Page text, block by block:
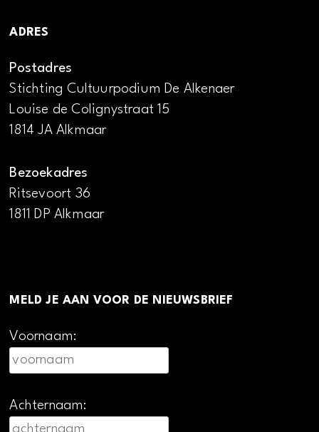
ADRES
Postadres
Stichting Cultuurpodium De Alkenaer
Louise de Colignystraat 15
1814 JA Alkmaar
Bezoekadres
Ritsevoort 36
1811 DP Alkmaar
MELD JE AAN VOOR DE NIEUWSBRIEF
Voornaam:
Achternaam: